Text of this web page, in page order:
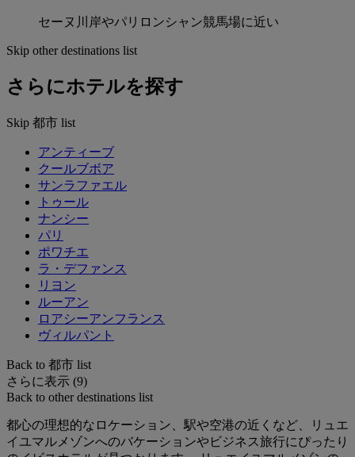
セーヌ川岸やパリロンシャン競馬場に近い
Skip other destinations list
さらにホテルを探す
Skip 都市 list
アンティーブ
クールブボア
サンラファエル
トゥール
ナンシー
パリ
ポワチエ
ラ・デファンス
リヨン
ルーアン
ロアシーアンフランス
ヴィルパント
Back to 都市 list
さらに表示 (9)
Back to other destinations list
都心の理想的なロケーション、駅や空港の近くなど、リュエ
イユマルメゾンへのバケーションやビジネス旅行にぴったり